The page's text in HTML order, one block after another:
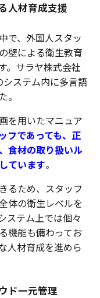
人材育成支援
で、外国人スタッ
壁による衛生教育
。サラヤ株式会社
システム内に多言語
。
を用いたマニュア
フであっても、正
食材の取り扱いル
ています。
るため、スタッフ
体の衛生レベルを
ステム上では個々
機能も備わってお
人材育成を進めら
ド一元管理